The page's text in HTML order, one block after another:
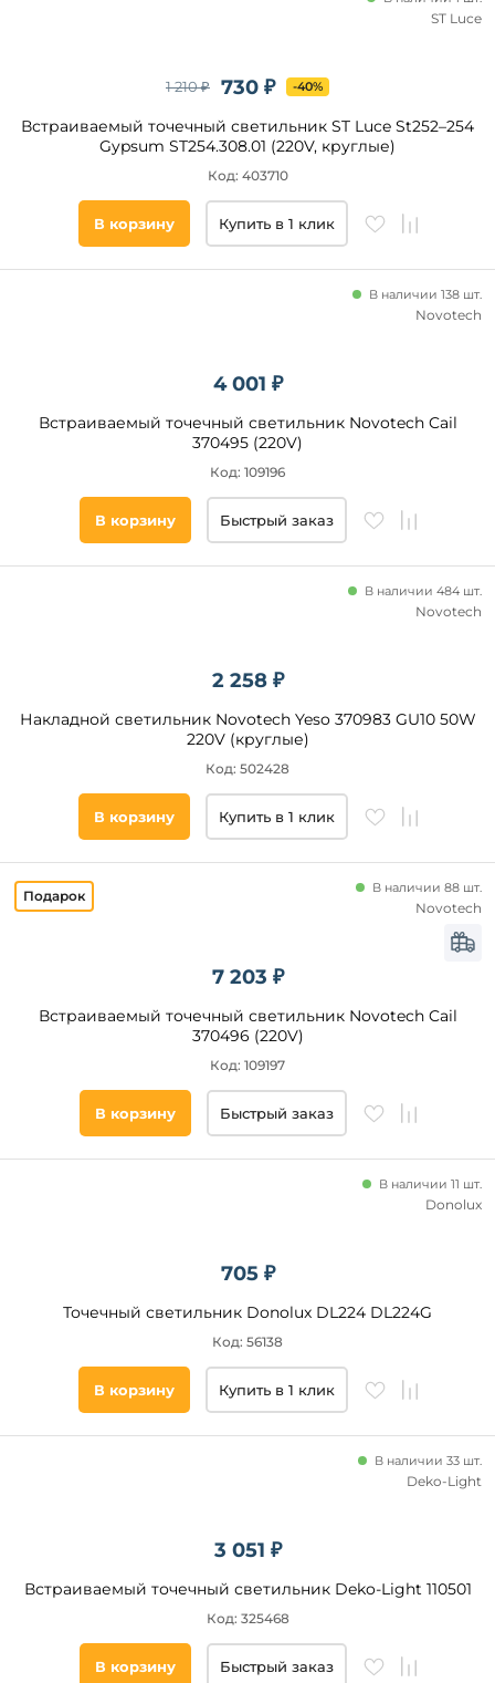
730 ₽
1 210 ₽ -40%
Встраиваемый точечный светильник ST Luce St252–254
Gypsum ST254.308.01 (220V, круглые)
Код: 403710
ST Luce
В корзину Купить в 1 клик
4 001 ₽
Встраиваемый точечный светильник Novotech Cail
370495 (220V)
В наличии 138 шт.
Код: 109196
Novotech
В корзину Быстрый заказ
2 258 ₽
Накладной светильник Novotech Yeso 370983 GU10 50W
220V (круглые)
В наличии 484 шт.
Код: 502428
Novotech
В корзину Купить в 1 клик
7 203 ₽
Встраиваемый точечный светильник Novotech Cail
370496 (220V)
В наличии 88 шт.
Код: 109197
Novotech
В корзину Быстрый заказ
705 ₽
Точечный светильник Donolux DL224 DL224G
В наличии 11 шт.
Код: 56138
Donolux
В корзину Купить в 1 клик
3 051 ₽
Встраиваемый точечный светильник Deko-Light 110501
В наличии 33 шт.
Код: 325468
Deko-Light
В корзину Быстрый заказ